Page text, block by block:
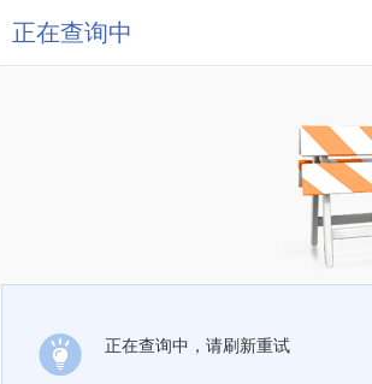
正在查询中
正在查询中，请刷新重试